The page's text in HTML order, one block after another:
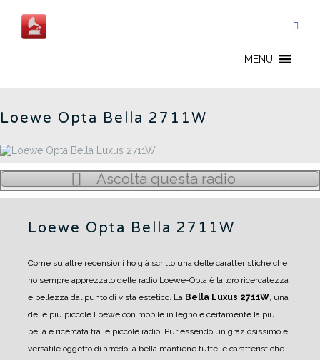
contenuto
MENU
Loewe Opta Bella 2711W
Ascolta questa radio
Loewe Opta Bella 2711W
Come su altre recensioni ho già scritto una delle caratteristiche che
ho sempre apprezzato delle radio Loewe-Opta è la loro ricercatezza
e bellezza dal punto di vista estetico. La Bella Luxus 2711W, una
delle più piccole Loewe con mobile in legno è certamente la più
bella e ricercata tra le piccole radio. Pur essendo un graziosissimo e
versatile oggetto di arredo la bella mantiene tutte le caratteristiche